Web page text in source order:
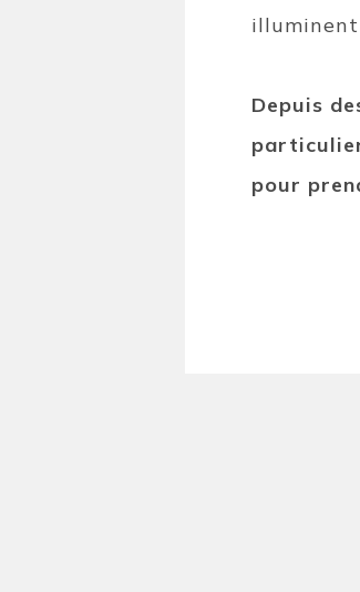
illuminent
Depuis
pour